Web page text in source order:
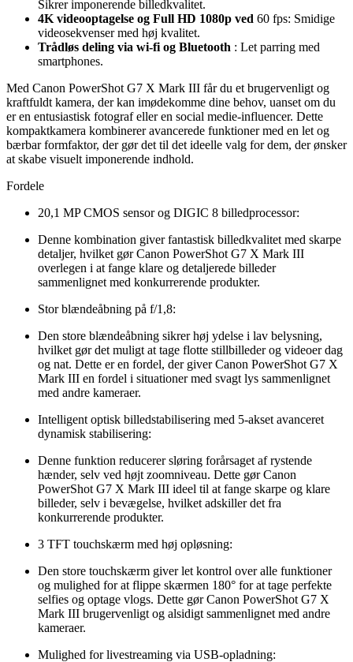
Sikrer imponerende billedkvalitet.
4K videooptagelse og Full HD 1080p ved 60 fps: Smidige
videosekvenser med høj kvalitet.
Trådløs deling via wi-fi og Bluetooth : Let parring med
smartphones.
Med Canon PowerShot G7 X Mark III får du et brugervenligt og
kraftfuldt kamera, der kan imødekomme dine behov, uanset om du
er en entusiastisk fotograf eller en social medie-influencer. Dette
kompaktkamera kombinerer avancerede funktioner med en let og
bærbar formfaktor, der gør det til det ideelle valg for dem, der ønsker
at skabe visuelt imponerende indhold.
Fordele
20,1 MP CMOS sensor og DIGIC 8 billedprocessor:
Denne kombination giver fantastisk billedkvalitet med skarpe
detaljer, hvilket gør Canon PowerShot G7 X Mark III
overlegen i at fange klare og detaljerede billeder
sammenlignet med konkurrerende produkter.
Stor blændeåbning på f/1,8:
Den store blændeåbning sikrer høj ydelse i lav belysning,
hvilket gør det muligt at tage flotte stillbilleder og videoer dag
og nat. Dette er en fordel, der giver Canon PowerShot G7 X
Mark III en fordel i situationer med svagt lys sammenlignet
med andre kameraer.
Intelligent optisk billedstabilisering med 5-akset avanceret
dynamisk stabilisering:
Denne funktion reducerer sløring forårsaget af rystende
hænder, selv ved højt zoomniveau. Dette gør Canon
PowerShot G7 X Mark III ideel til at fange skarpe og klare
billeder, selv i bevægelse, hvilket adskiller det fra
konkurrerende produkter.
3 TFT touchskærm med høj opløsning:
Den store touchskærm giver let kontrol over alle funktioner
og mulighed for at flippe skærmen 180° for at tage perfekte
selfies og optage vlogs. Dette gør Canon PowerShot G7 X
Mark III brugervenligt og alsidigt sammenlignet med andre
kameraer.
Mulighed for livestreaming via USB-opladning: